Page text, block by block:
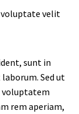
voluptate velit
sunt in
Sed ut
voluptatem
rem aperiam,